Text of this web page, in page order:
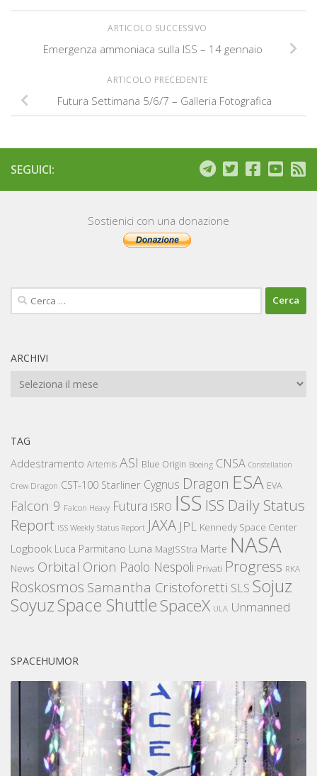
ARTICOLO SUCCESSIVO
Emergenza ammoniaca sulla ISS – 14 gennaio
ARTICOLO PRECEDENTE
Futura Settimana 5/6/7 – Galleria Fotografica
SEGUICI:
Sostienici con una donazione
Ricerca
per:
ARCHIVI
Archivi
TAG
Addestramento Artemis ASI Blue Origin Boeing CNSA Constellation
Crew Dragon CST-100 Starliner Cygnus Dragon ESA EVA
Falcon 9 Falcon Heavy Futura ISRO ISS ISS Daily Status
Report ISS Weekly Status Report JAXA JPL Kennedy Space Center
Logbook Luca Parmitano Luna MagISStra Marte NASA
News Orbital Orion Paolo Nespoli Privati Progress RKA
Roskosmos Samantha Cristoforetti SLS Sojuz
SoyuzSpace ShuttleSpaceX ULA Unmanned
SPACEHUMOR